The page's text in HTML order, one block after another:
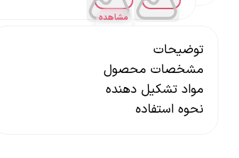
مشاهده
توضیحات
مشخصات محصول
مواد تشکیل دهنده
نحوه استفاده